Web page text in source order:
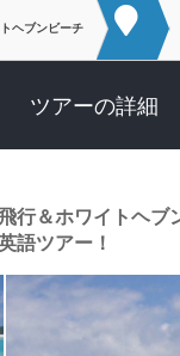
ヘブンビーチ
ツアーの詳細
行＆ホワイトヘブ
語ツアー！